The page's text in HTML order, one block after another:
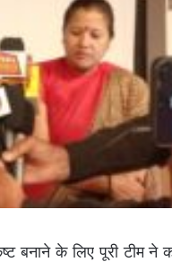
बनाने के लिए पूरी